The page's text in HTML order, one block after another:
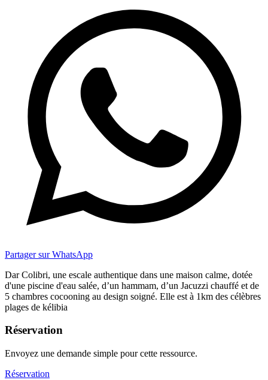
Partager sur WhatsApp
Dar Colibri, une escale authentique dans une maison calme, dotée
d'une piscine d'eau salée, d’un hammam, d’un Jacuzzi chauffé et de
5 chambres cocooning au design soigné. Elle est à 1km des célèbres
plages de kélibia
Réservation
Envoyez une demande simple pour cette ressource.
Réservation